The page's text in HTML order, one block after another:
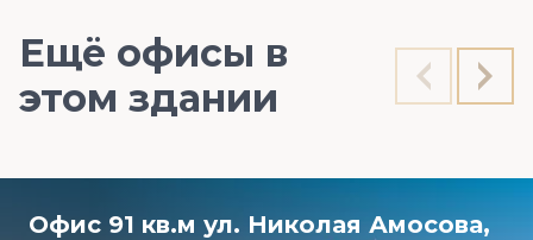
Ещё офисы в
этом здании
Офис 91 кв.м ул. Николая Амосова,